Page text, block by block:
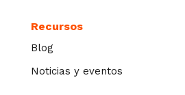
Recursos
Blog
Noticias y eventos